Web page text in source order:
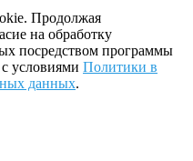
Продолжая
на обработку
посредством программы
условиями Политики в
данных.